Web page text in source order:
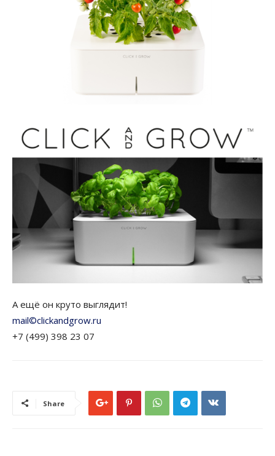
А ещё он круто выглядит!
mail©clickandgrow.ru
+7 (499) 398 23 07
Share